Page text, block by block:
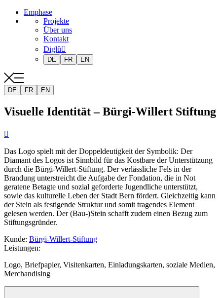
Emphase
Projekte
Über uns
Kontakt
Diglû
DE FR EN
DE FR EN
Visuelle Identität – Bürgi-Willert Stiftung

Das Logo spielt mit der Doppeldeutigkeit der Symbolik: Der
Diamant des Logos ist Sinnbild für das Kostbare der Unterstützung
durch die Bürgi-Willert-Stiftung. Der verlässliche Fels in der
Brandung unterstreicht die Aufgabe der Fondation, die in Not
geratene Betagte und sozial geforderte Jugendliche unterstützt,
sowie das kulturelle Leben der Stadt Bern fördert. Gleichzeitig kann
der Stein als festigende Struktur und somit tragendes Element
gelesen werden. Der (Bau-)Stein schafft zudem einen Bezug zum
Stiftungsgründer.
Kunde: Bürgi-Willert-Stiftung
Leistungen:
Logo, Briefpapier, Visitenkarten, Einladungskarten, soziale Medien,
Merchandising